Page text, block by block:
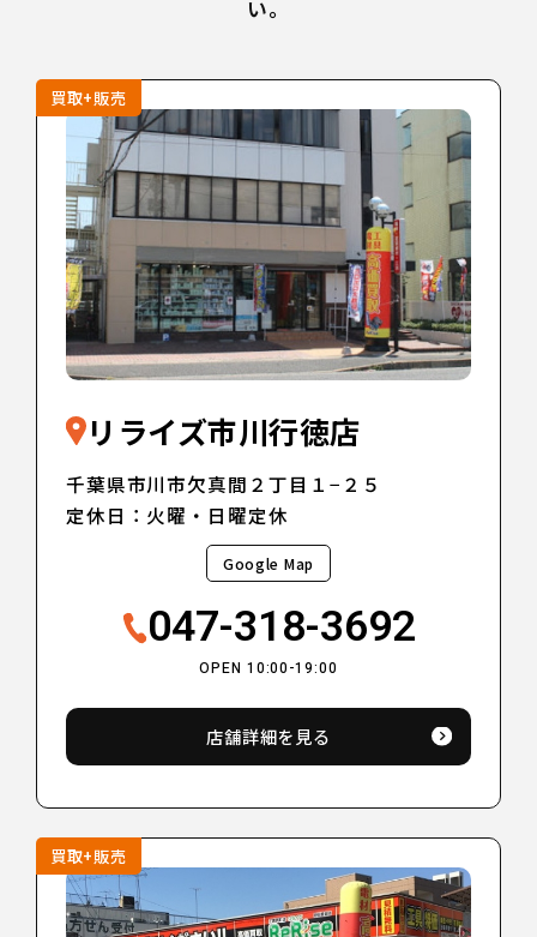
い。
買取+販売
リライズ市川行徳店
千葉県市川市欠真間２丁目１−２５
定休日：火曜・日曜定休
Google Map
047-318-3692
OPEN 10:00-19:00
店舗詳細を見る
買取+販売